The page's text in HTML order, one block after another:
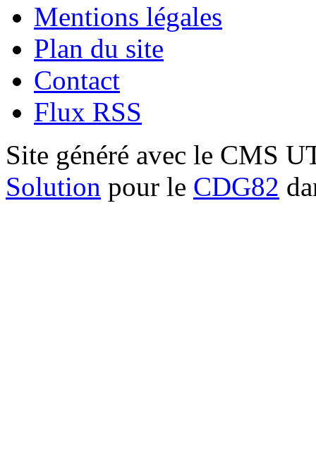
Mentions légales
Plan du site
Contact
Flux RSS
Site généré avec le CMS
Solution pour le CDG82